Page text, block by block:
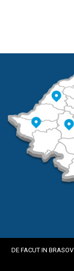
DE FACUT IN BRASOV